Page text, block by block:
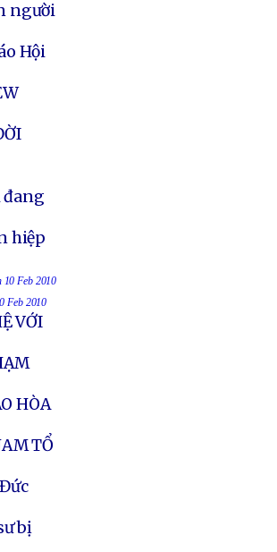
người
Hội
đang
hiệp
10 Feb 2010
Feb 2010
VỚI
HÒA
TỔ
bị